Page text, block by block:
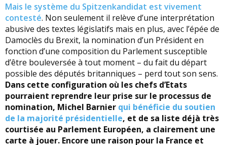
Mais le système du Spitzenkandidat est vivement
contesté. Non seulement il relève d’une interprétation
abusive des textes législatifs mais en plus, avec l’épée de
Damoclès du Brexit, la nomination d’un Président en
fonction d’une composition du Parlement susceptible
d’être bouleversée à tout moment – du fait du départ
possible des députés britanniques – perd tout son sens.
Dans cette configuration où les chefs d’Etats
pourraient reprendre leur prise sur le processus de
nomination, Michel Barnier qui bénéficie du soutien
de la majorité présidentielle, et de sa liste déjà très
courtisée au Parlement Européen, a clairement une
carte à jouer. Encore une raison pour la France et